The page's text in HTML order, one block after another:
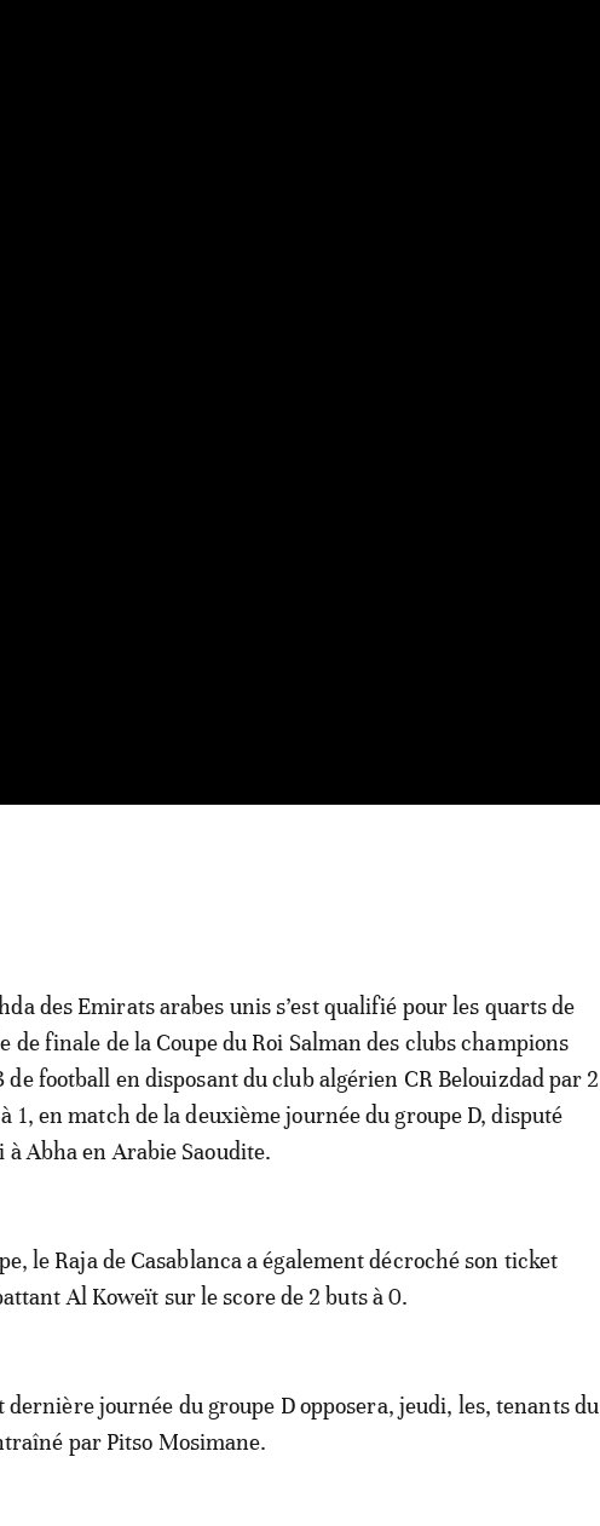
des Emirats arabes unis s’est qualifié pour les quarts de
de finale de la Coupe du Roi Salman des clubs champions
de football en disposant du club algérien CR Belouizdad par 2
1, en match de la deuxième journée du groupe D, disputé
à Abha en Arabie Saoudite.
le Raja de Casablanca a également décroché son ticket
Al Koweït sur le score de 2 buts à 0.
dernière journée du groupe D opposera, jeudi, les, tenants du
par Pitso Mosimane.